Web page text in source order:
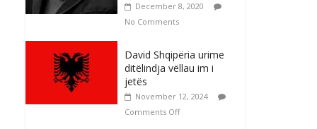
December 8, 2020
No Comments
David Shqipëria urime
ditëlindja vëllau im i
jetës
November 12, 2024
Comments Off